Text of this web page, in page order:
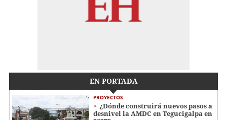
EN PORTADA
PROYECTOS
¿Dónde construirá nuevos pasos a
desnivel la AMDC en Tegucigalpa en